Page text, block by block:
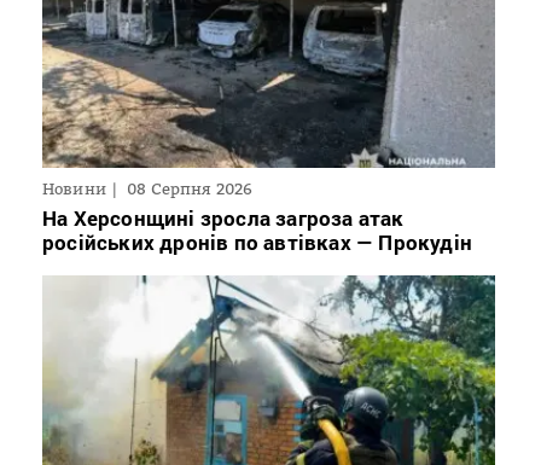
Новини 08 Серпня 2026
На Херсонщині зросла загроза атак
російських дронів по автівках — Прокудін